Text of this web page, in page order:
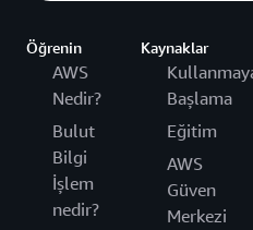
Öğrenin
AWS
Nedir?
Bulut
Bilgi
İşlem
nedir?
Kaynaklar
Başlama
Eğitim
AWS
Güven
Merkezi